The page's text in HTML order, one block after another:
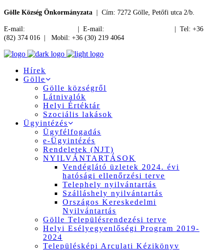
Gölle Község Önkormányzata | Cím: 7272 Gölle, Petőfi utca 2/b.
E-mail: | E-mail:
| Tel: +36
(82) 374 016 | Mobil: +36 (30) 219 4064
Hírek
Gölle
Gölle községről
Látnivalók
Helyi Értéktár
Szociális lakások
Ügyintézés
Ügyfélfogadás
e-Ügyintézés
Rendeletek (NJT)
NYILVÁNTARTÁSOK
Vendéglátó üzletek 2024. évi
hatósági ellenőrzési terve
Telephely nyilvántartás
Szálláshely nyilvántartás
Országos Kereskedelmi
Nyilvántartás
Gölle Településrendezési terve
Helyi Esélyegyenlőségi Program 2019-
2024
Településképi Arculati Kézikönyv